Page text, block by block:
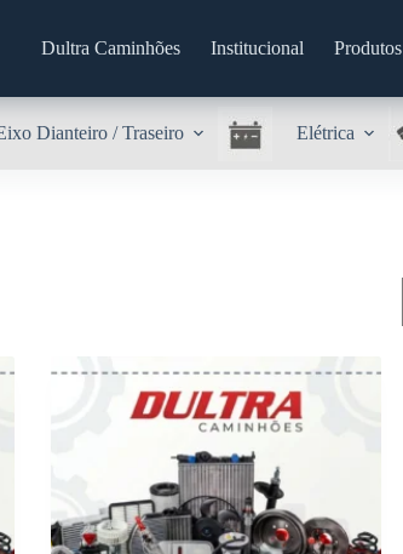
Dultra Caminhões Institucional Produtos
Dianteiro / Traseiro Elétrica